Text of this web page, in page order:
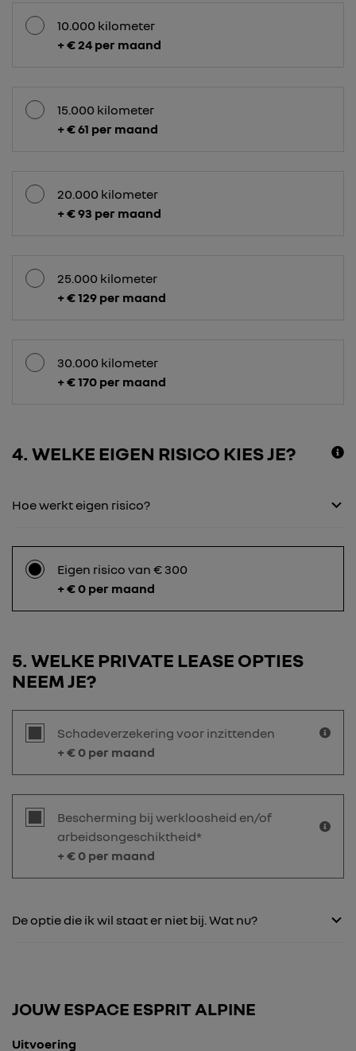
10.000 kilometer
+ € 24 per maand
15.000 kilometer
+ € 61 per maand
20.000 kilometer
+ € 93 per maand
25.000 kilometer
+ € 129 per maand
30.000 kilometer
+ € 170 per maand
4 WELKE EIGEN RISICO KIES JE?
Hoe werkt eigen risico?
Eigen risico van € 300
+ € 0 per maand
5 WELKE PRIVATE LEASE OPTIES
NEEM JE?
Schadeverzekering voor inzittenden
+ €0 per maand
Bescherming bij werkloosheid en/of
arbeidsongeschiktheid*
+ €0 per maand
De optie die ik wil staat er niet bij. Wat nu?
JOUW ESPACE ESPRIT ALPINE
Uitvoering